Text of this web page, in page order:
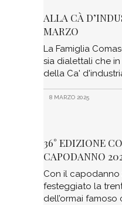
ALLA CÀ
MARZO
La Famiglia
sia dialettali che
della Ca'
8 MARZO 2025
36° EDIZIONE
CAPODANNO
Con il capodanno
festeggiato la
dell’ormai